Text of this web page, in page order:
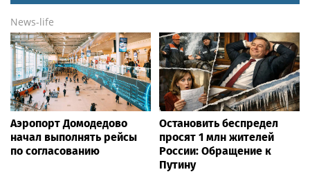
News-life
Аэропорт Домодедово
начал выполнять рейсы
по согласованию
Остановить беспредел
просят 1 млн жителей
России: Обращение к
Путину